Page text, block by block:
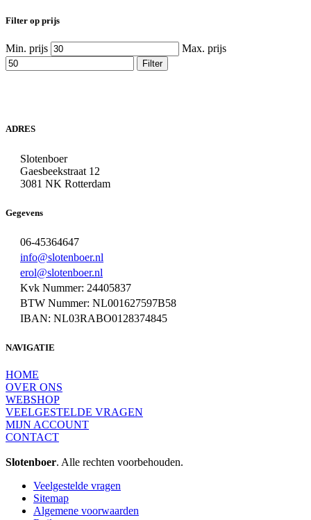
Filter op prijs
Min. prijs Max. prijs
Filter
ADRES
Slotenboer
Gaesbeekstraat 12
3081 NK Rotterdam
Gegevens
06-45364647
info@slotenboer.nl
erol@slotenboer.nl
Kvk Nummer: 24405837
BTW Nummer: NL001627597B58
IBAN: NL03RABO0128374845
NAVIGATIE
HOME
OVER ONS
WEBSHOP
VEELGESTELDE VRAGEN
MIJN ACCOUNT
CONTACT
Slotenboer. Alle rechten voorbehouden.
Veelgestelde vragen
Sitemap
Algemene voorwaarden